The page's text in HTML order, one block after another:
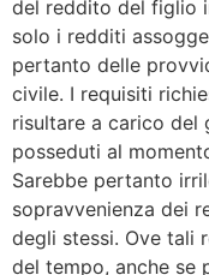
del reddito del figlio
solo i redditi
pertanto delle
civile. I requisiti
risultare a carico del
posseduti al
Sarebbe pertanto
sopravvenienza dei
degli stessi. Ove tali
del tempo, anche se